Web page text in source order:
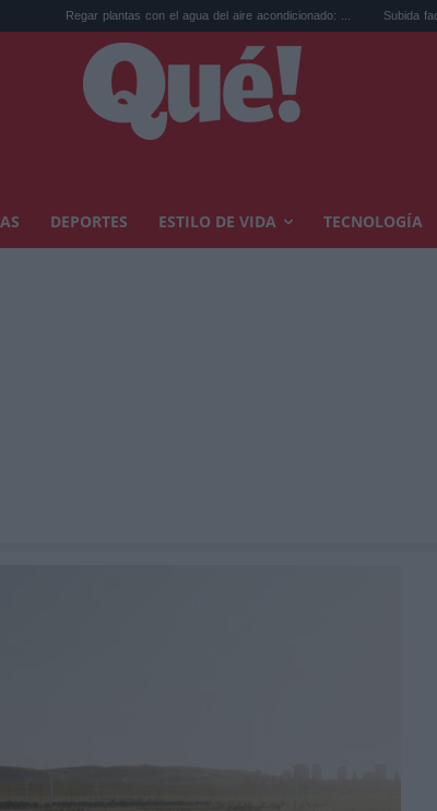
Regar plantas con el agua del aire acondicionado: ... Subida factura luz por
DEPORTES ESTILO DE VIDA TECNOLOGÍA